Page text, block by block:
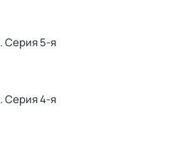
. Серия 5-я
. Серия 4-я